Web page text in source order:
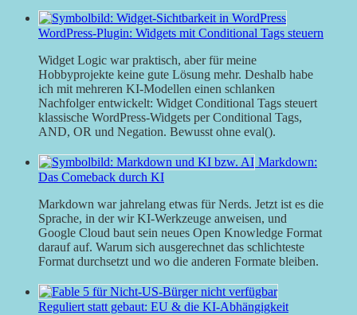
WordPress-Plugin: Widgets mit Conditional Tags steuern
Widget Logic war praktisch, aber für meine
Hobbyprojekte keine gute Lösung mehr. Deshalb habe
ich mit mehreren KI-Modellen einen schlanken
Nachfolger entwickelt: Widget Conditional Tags steuert
klassische WordPress-Widgets per Conditional Tags,
AND, OR und Negation. Bewusst ohne eval().
Markdown:
Das Comeback durch KI
Markdown war jahrelang etwas für Nerds. Jetzt ist es die
Sprache, in der wir KI-Werkzeuge anweisen, und
Google Cloud baut sein neues Open Knowledge Format
darauf auf. Warum sich ausgerechnet das schlichteste
Format durchsetzt und wo die anderen Formate bleiben.
Reguliert statt gebaut: EU & die KI-Abhängigkeit